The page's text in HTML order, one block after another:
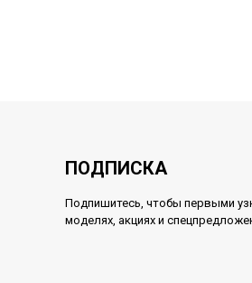
ПОДПИСКА
Подпишитесь, чтобы первыми
моделях, акциях и